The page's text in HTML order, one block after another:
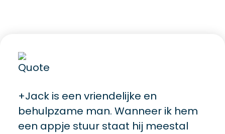
+Jack is een vriendelijke en
behulpzame man. Wanneer ik hem
een appje stuur staat hij meestal